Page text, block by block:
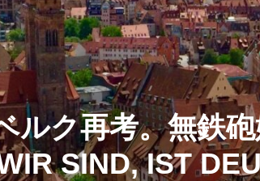
ルク再考。無鉄
SIND, IST